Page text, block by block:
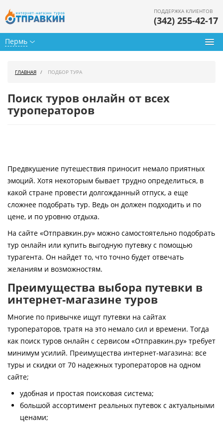
Пермь
ПОДДЕРЖКА КЛИЕНТОВ
(342) 255-42-17
Горящие туры
Страны
Как купить
Контакты
ГЛАВНАЯ ПОДБОР ТУРА
Поиск туров онлайн от всех
туроператоров
Предвкушение путешествия приносит немало приятных
эмоций. Хотя некоторым бывает трудно определиться, в
какой стране провести долгожданный отпуск, а еще
сложнее подобрать тур. Ведь он должен подходить и по
цене, и по уровню отдыха.
На сайте «Отправкин.ру» можно самостоятельно подобрать
тур онлайн или купить выгодную путевку с помощью
турагента. Он найдет то, что точно будет отвечать
желаниям и возможностям.
Преимущества выбора путевки в
интернет-магазине туров
Многие по привычке ищут путевки на сайтах
туроператоров, тратя на это немало сил и времени. Тогда
как поиск туров онлайн с сервисом «Отправкин.ру» требует
минимум усилий. Преимущества интернет-магазина: все
туры и скидки от 70 надежных туроператоров на одном
сайте;
удобная и простая поисковая система;
большой ассортимент реальных путевок с актуальными
ценами;